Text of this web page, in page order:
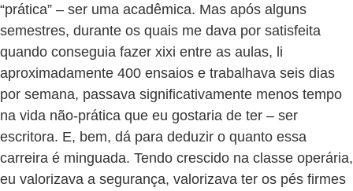
“prática” – ser uma acadêmica. Mas após alguns
semestres, durante os quais me dava por satisfeita
quando conseguia fazer xixi entre as aulas, li
aproximadamente 400 ensaios e trabalhava seis dias
por semana, passava significativamente menos tempo
na vida não-prática que eu gostaria de ter – ser
escritora. E, bem, dá para deduzir o quanto essa
carreira é minguada. Tendo crescido na classe operária,
eu valorizava a segurança, valorizava ter os pés firmes